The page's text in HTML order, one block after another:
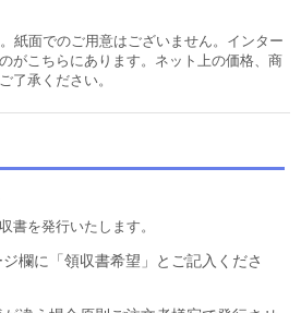
紙面でのご用意はございません。インター
がこちらにあります。ネット上の価格、商
了承ください。
書を発行いたします。
欄に「領収書希望」とご記入くださ